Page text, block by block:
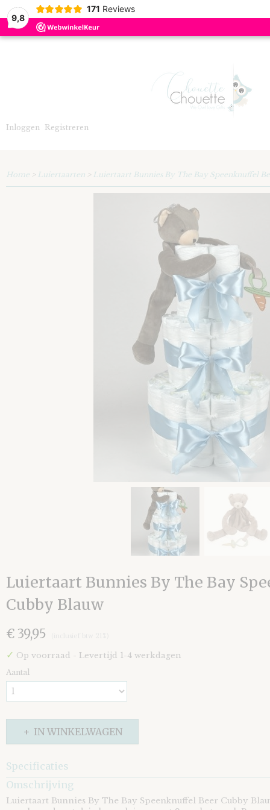
9,8
171 Reviews
Inloggen Registreren
Home > Luiertaarten > Luiertaart Bunnies By The Bay Speenknuffel
Luiertaart Bunnies By The Bay
Cubby Blauw
€ 39,95
✓ Op voorraad - Levertijd 1-4 werkdagen
Aantal
IN WINKELWAGEN
Specificaties
EAN code
8721073404831
Omschrijving
Luiertaart Bunnies By The Bay Speenknuffel Beer Cubby